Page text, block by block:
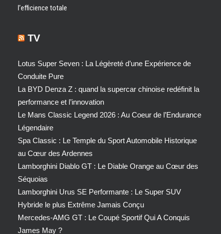
l’efficience totale
TV
Lotus Super Seven : La Légèreté d’une Expérience de
Conduite Pure
La BYD Denza Z : quand la supercar chinoise redéfinit la
performance et l’innovation
Le Mans Classic Legend 2026 : Au Coeur de l’Endurance
Légendaire
Spa Classic : Le Temple du Sport Automobile Historique
au Cœur des Ardennes
Lamborghini Diablo GT : Le Diable Orange au Cœur des
Séquoias
Lamborghini Urus SE Performante : Le Super SUV
Hybride le plus Extrême Jamais Conçu
Mercedes-AMG GT : Le Coupé Sportif Qui A Conquis
James May ?